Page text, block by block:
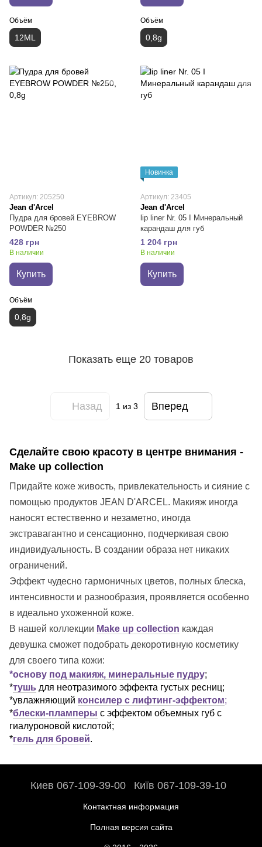
Сделайте свою красоту в центре внимания -
Make up collection
Придайте коже живость, привлекательность и сияние с
помощью продуктов JEAN D'ARCEL. Макияж иногда
наносят естественно и незаметно, иногда
экстравагантно и сенсационно, подчеркивая свою
индивидуальность. В создании образа нет никаких
ограничений.
Эффект чудесно гармоничных цветов, полных блеска,
интенсивности и разнообразия, проявляется особенно
в идеально ухоженной коже.
В нашей коллекции Make up collection каждая
девушка сможет подобрать декоротивную косметику
для своего типа кожи:
*основу под макияж, минеральные пудру;
*тушь для неотразимого эффекта густых ресниц;
*увлажняющий консилер с лифтинг-эффектом;
*блески-пламперы с эффектом объемных губ с
гиалуроновой кислотой;
*гель для бровей.
Объём
12ML
Объём
0,8g
Артикул: 205250
Jean d'Arcel
Пудра для бровей EYEBROW
POWDER №250
428 грн
В наличии
Купить
Объём
0,8g
Новинка
Артикул: 23405
Jean d'Arcel
lip liner Nr. 05 I Минеральный
карандаш для губ
1 204 грн
В наличии
Купить
Показать еще 20 товаров
Назад 1 из 3 Вперед
Киев 067-109-39-00 Київ 067-109-39-10
Контактная информация
Полная версия сайта